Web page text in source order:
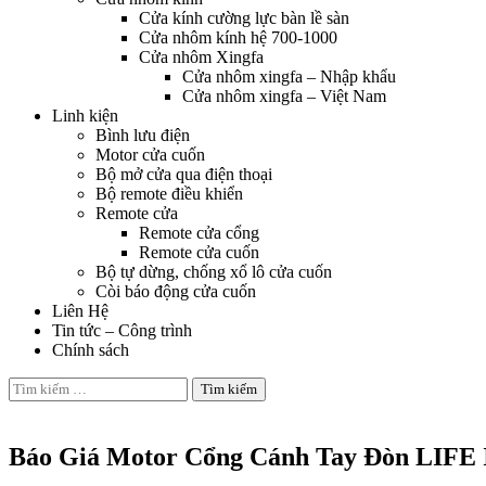
Cửa kính cường lực bàn lề sàn
Cửa nhôm kính hệ 700-1000
Cửa nhôm Xingfa
Cửa nhôm xingfa – Nhập khẩu
Cửa nhôm xingfa – Việt Nam
Linh kiện
Bình lưu điện
Motor cửa cuốn
Bộ mở cửa qua điện thoại
Bộ remote điều khiển
Remote cửa
Remote cửa cổng
Remote cửa cuốn
Bộ tự dừng, chống xổ lô cửa cuốn
Còi báo động cửa cuốn
Liên Hệ
Tin tức – Công trình
Chính sách
Tìm
kiếm
Báo Giá Motor Cổng Cánh Tay Đòn LIFE